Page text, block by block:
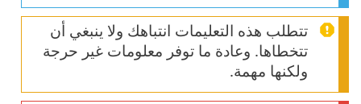
تتطلب هذه التعليمات انتباهك ولا ينبغي أن
تتخطاها. وعادة ما توفر معلومات غير حرجة
ولكنها مهمة.